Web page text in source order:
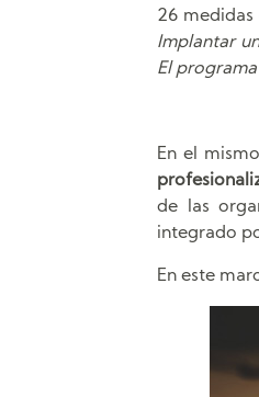
26
Implantar
El
En el
de las
integrado
En este